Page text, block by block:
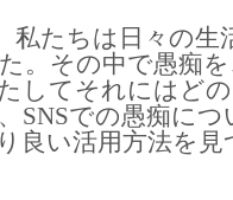
私たちは日々の
。その中で愚痴
してそれにはど
SNSでの愚痴に
良い活用方法を